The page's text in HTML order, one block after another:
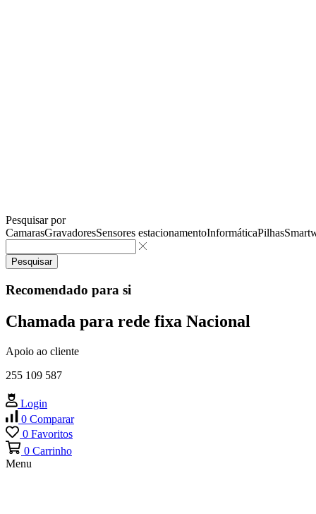
Pesquisar por
CamarasGravadoresSensores estacionamentoInformáticaPilhas
Pesquisar
Recomendado para si
Chamada para rede fixa Nacional
Apoio ao cliente
255 109 587
Login
0 Comparar
0 Favoritos
0 Carrinho
Menu